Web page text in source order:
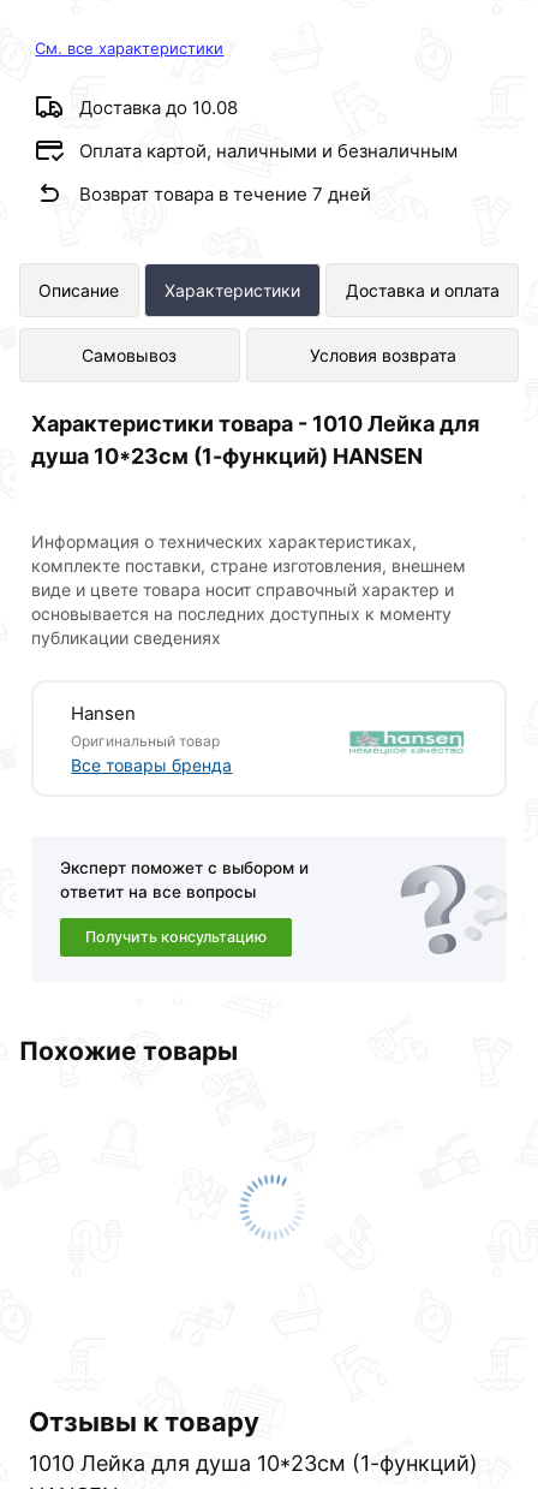
См. все характеристики
Доставка до 10.08
Оплата картой, наличными и безналичным
Возврат товара в течение 7 дней
Описание Характеристики Доставка и оплата
Самовывоз Условия возврата
1010 Лейка для душа 10*23см (1-
функций) HANSEN представлен в
интернет-магазине Сантехника по
Для приобретения данной позиции, кликните
мышкой «Добавить в корзину» или нажмите на
Характеристики товара - 1010 Лейка для
душа 10*23см (1-функций) HANSEN
Информация о технических характеристиках,
комплекте поставки, стране изготовления, внешнем
виде и цвете товара носит справочный характер и
основывается на последних доступных к моменту
публикации сведениях
Hansen
Оригинальный товар
Все товары бренда
Эксперт поможет с выбором и
ответит на все вопросы
Получить консультацию
Похожие товары
Отзывы к товару
1010 Лейка для душа 10*23см (1-функций)